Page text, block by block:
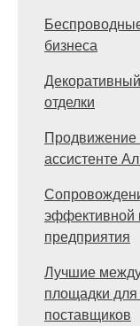
бизнеса
отделки
Продвижение
ассистенте
эффективной
предприятия
Лучшие
площадки
поставщиков